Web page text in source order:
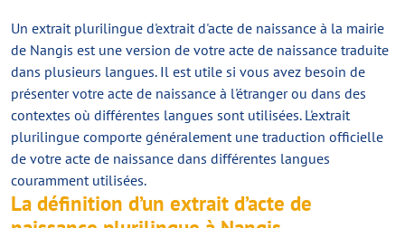
Un extrait plurilingue d'extrait d'acte de naissance à la mairie
de Nangis est une version de votre acte de naissance traduite
dans plusieurs langues. Il est utile si vous avez besoin de
présenter votre acte de naissance à l'étranger ou dans des
contextes où différentes langues sont utilisées. L'extrait
plurilingue comporte généralement une traduction officielle
de votre acte de naissance dans différentes langues
couramment utilisées.
La définition d’un extrait d’acte de